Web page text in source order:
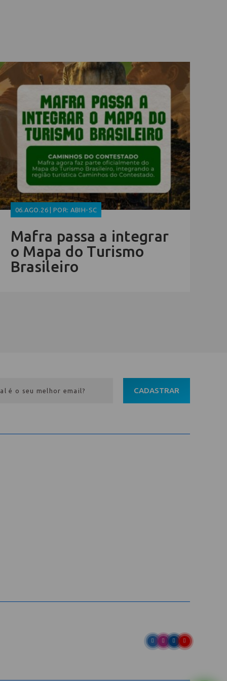
06.AGO.26 | POR: ABIH-SC
Mafra passa a integrar
o Mapa do Turismo
Brasileiro
CADASTRAR